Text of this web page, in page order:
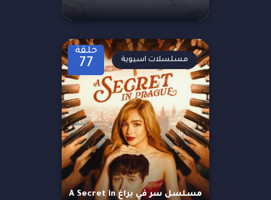
حلقة
77
مسلسل سر في براغ A Secret in
مسلسلات اسيوية